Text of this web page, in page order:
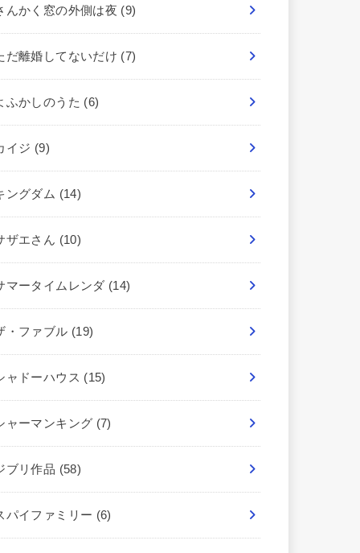
んかく窓の外側は夜 (9)
だ離婚してないだけ (7)
ふかしのうた (6)
イジ (9)
ングダム (14)
ザエさん (10)
マータイムレンダ (14)
・ファブル (19)
ャドーハウス (15)
ャーマンキング (7)
ブリ作品 (58)
パイファミリー (6)